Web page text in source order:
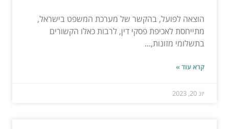
הוצאה לפועל, בהקשר של מערכת המשפט בישראל,
מתייחסת לאכיפת פסקי דין, לרבות כאלו הקשורים
בתשלומי מזונות,...
קרא עוד »
יונ 20, 2023